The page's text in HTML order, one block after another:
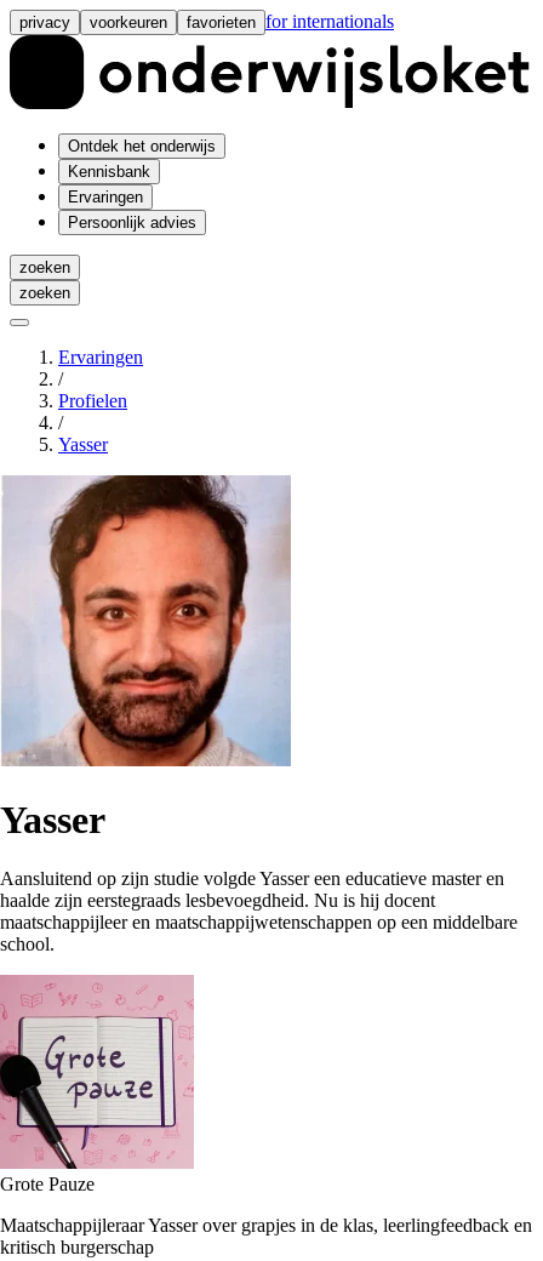
privacy voorkeuren favorieten for internationals
Ontdek het onderwijs
Kennisbank
Ervaringen
Persoonlijk advies
zoeken
zoeken
Ervaringen
/
Profielen
/
Yasser
Yasser
Aansluitend op zijn studie volgde Yasser een educatieve master en
haalde zijn eerstegraads lesbevoegdheid. Nu is hij docent
maatschappijleer en maatschappijwetenschappen op een middelbare
school.
Grote Pauze
Maatschappijleraar Yasser over grapjes in de klas, leerlingfeedback en
kritisch burgerschap